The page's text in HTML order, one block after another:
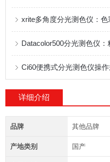
xrite多角度分光测色仪：
Datacolor500分光测色仪
Ci60便携式分光测色仪操
详细介绍
品牌 其他品牌
产地类别 国产